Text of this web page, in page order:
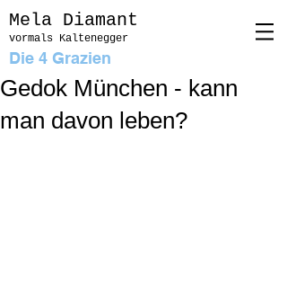
Mela Diamant
vormals Kaltenegger
Die 4 Grazien
Gedok München - kann
man davon leben?